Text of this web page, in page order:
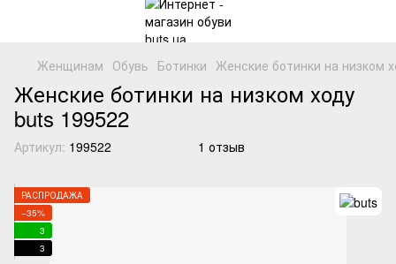
Женщинам Обувь Ботинки Женские ботинки на низком
Женские ботинки на низком ходу
buts 199522
Артикул: 199522 1 отзыв
РАСПРОДАЖА
−35%
3
3